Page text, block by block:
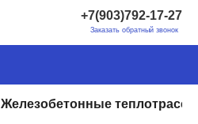
+7(903)792-17-27
Заказать обратный звонок
Железобетонные